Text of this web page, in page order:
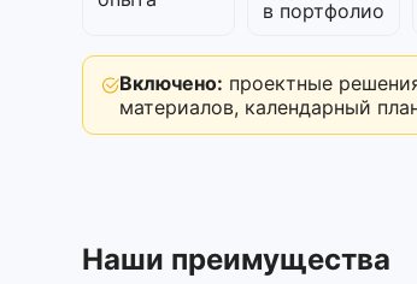
в портфолио
Включено: проектные
материалов, календарный
Наши преимущества